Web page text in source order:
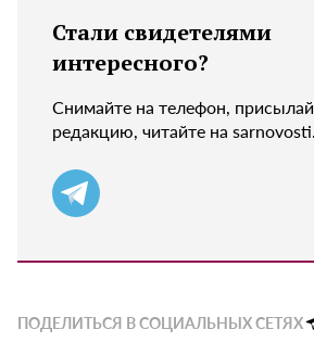
Стали свидетелями
интересного?
Снимайте на телефон,
редакцию, читайте на
ПОДЕЛИТЬСЯ В СОЦИАЛЬНЫХ СЕТЯХ